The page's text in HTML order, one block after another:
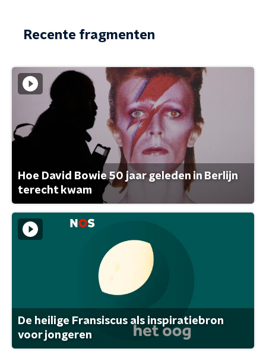
Recente fragmenten
Hoe David Bowie 50 jaar geleden in Berlijn
terecht kwam
De heilige Fransiscus als inspiratiebron
voor jongeren